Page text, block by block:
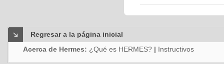
Regresar a la página inicial
Acerca de Hermes: ¿Qué es HERMES? | Instructivos